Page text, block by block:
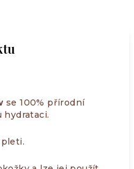
se 100% přírodní
hydrataci.